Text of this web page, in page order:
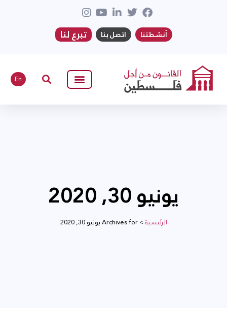
أنشطتنا اتصل بنا تبرع لنا
En
يونيو 30, 2020
الرئيسية>Archives for يونيو 30, 2020